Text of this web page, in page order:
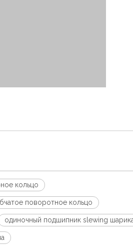
кольцо
поворотное кольцо
одиночный подшипник slewing